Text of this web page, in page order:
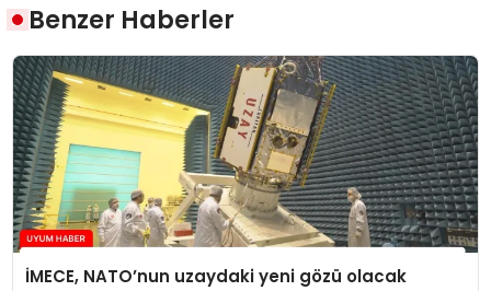
Benzer Haberler
İMECE, NATO’nun uzaydaki yeni gözü olacak